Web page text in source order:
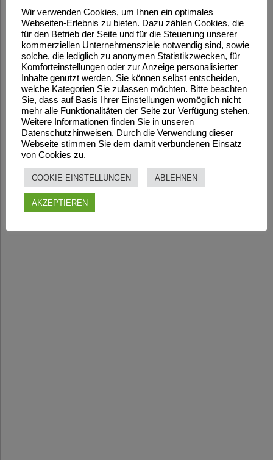
Wir verwenden Cookies, um Ihnen ein optimales
Webseiten-Erlebnis zu bieten. Dazu zählen Cookies, die
für den Betrieb der Seite und für die Steuerung unserer
kommerziellen Unternehmensziele notwendig sind, sowie
solche, die lediglich zu anonymen Statistikzwecken, für
Komforteinstellungen oder zur Anzeige personalisierter
Inhalte genutzt werden. Sie können selbst entscheiden,
welche Kategorien Sie zulassen möchten. Bitte beachten
Sie, dass auf Basis Ihrer Einstellungen womöglich nicht
mehr alle Funktionalitäten der Seite zur Verfügung stehen.
Weitere Informationen finden Sie in unseren
Datenschutzhinweisen. Durch die Verwendung dieser
Webseite stimmen Sie dem damit verbundenen Einsatz
von Cookies zu.
COOKIE EINSTELLUNGEN ABLEHNEN
AKZEPTIEREN